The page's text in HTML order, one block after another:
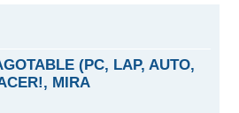
(PC, LAP, AUTO,
MIRA